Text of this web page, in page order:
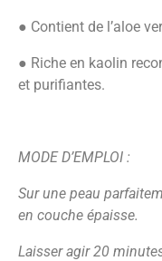
● Contient de l’aloe
● Riche en kaolin
et purifiantes.
MODE D’EMPLOI :
Sur une peau
en couche épaisse.
Laisser agir 20